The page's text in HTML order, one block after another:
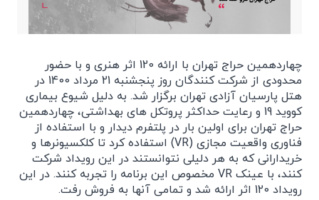
چهاردهمین حراج تهران با ارائه 120 اثر هنری و با حضور
محدودی از شرکت کنندگان روز پنجشنبه 21 مرداد 1400 در
هتل پارسیان آزادی تهران برگزار شد. به دلیل شیوع بیماری
کووید 19 و رعایت حداکثر پروتکل های بهداشتی، چهاردهمین
حراج تهران برای اولین بار در پلتفرم دیدار و با استفاده از
فناوری واقعیت مجازی (VR) استفاده کرد تا کلکسیونرها و
خریدارانی که به هر دلیلی نتوانستند در این رویداد شرکت
کنند، با عینک VR مخصوص این برنامه را تجربه کنند. در این
رویداد 120 اثر ارائه شد و تمامی آنها به فروش رفت.